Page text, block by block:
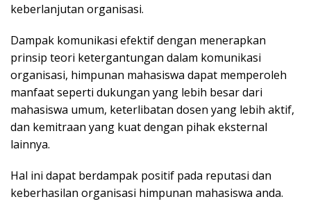
keberlanjutan organisasi.
Dampak komunikasi efektif dengan menerapkan
prinsip teori ketergantungan dalam komunikasi
organisasi, himpunan mahasiswa dapat memperoleh
manfaat seperti dukungan yang lebih besar dari
mahasiswa umum, keterlibatan dosen yang lebih aktif,
dan kemitraan yang kuat dengan pihak eksternal
lainnya.
Hal ini dapat berdampak positif pada reputasi dan
keberhasilan organisasi himpunan mahasiswa anda.